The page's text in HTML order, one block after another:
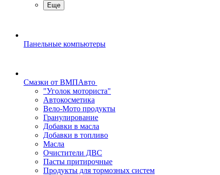
Еще
Панельные компьютеры
Смазки от ВМПАвто
"Уголок моториста"
Автокосметика
Вело-Мото продукты
Гранулирование
Добавки в масла
Добавки в топливо
Масла
Очистители ДВС
Пасты притирочные
Продукты для тормозных систем